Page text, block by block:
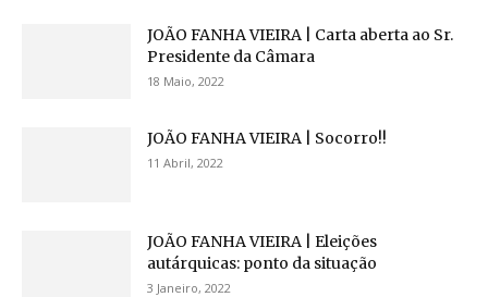
JOÃO FANHA VIEIRA | Carta aberta ao Sr.
Presidente da Câmara
18 Maio, 2022
JOÃO FANHA VIEIRA | Socorro!!
11 Abril, 2022
JOÃO FANHA VIEIRA | Eleições
autárquicas: ponto da situação
3 Janeiro, 2022